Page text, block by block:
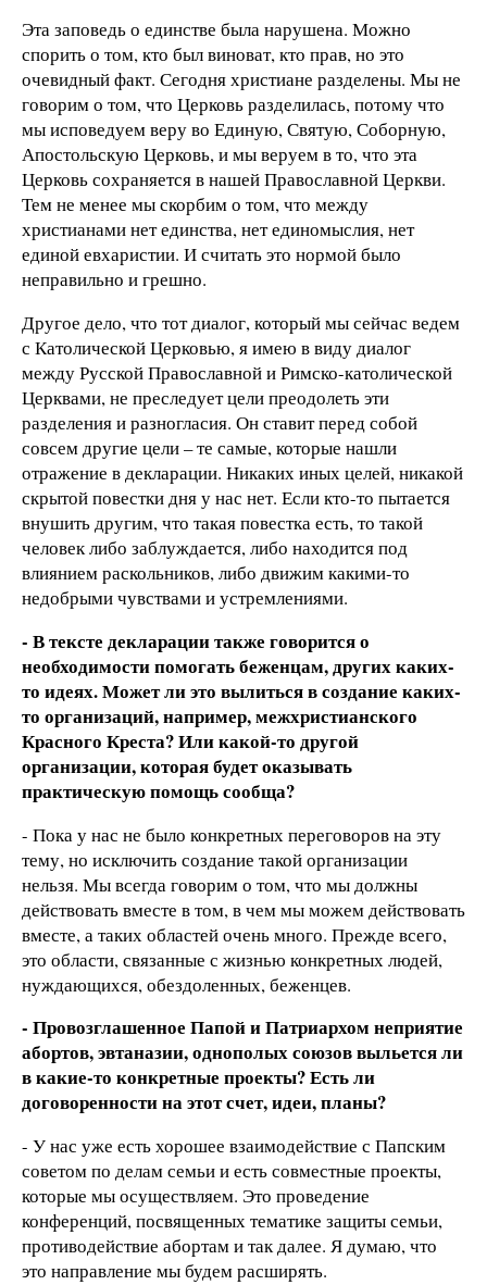
Эта заповедь о единстве была нарушена. Можно
спорить о том, кто был виноват, кто прав, но это
очевидный факт. Сегодня христиане разделены. Мы не
говорим о том, что Церковь разделилась, потому что
мы исповедуем веру во Единую, Святую, Соборную,
Апостольскую Церковь, и мы веруем в то, что эта
Церковь сохраняется в нашей Православной Церкви.
Тем не менее мы скорбим о том, что между
христианами нет единства, нет единомыслия, нет
единой евхаристии. И считать это нормой было
неправильно и грешно.
Другое дело, что тот диалог, который мы сейчас ведем
с Католической Церковью, я имею в виду диалог
между Русской Православной и Римско-католической
Церквами, не преследует цели преодолеть эти
разделения и разногласия. Он ставит перед собой
совсем другие цели – те самые, которые нашли
отражение в декларации. Никаких иных целей, никакой
скрытой повестки дня у нас нет. Если кто-то пытается
внушить другим, что такая повестка есть, то такой
человек либо заблуждается, либо находится под
влиянием раскольников, либо движим какими-то
недобрыми чувствами и устремлениями.
- В тексте декларации также говорится о
необходимости помогать беженцам, других каких-
то идеях. Может ли это вылиться в создание каких-
то организаций, например, межхристианского
Красного Креста? Или какой-то другой
организации, которая будет оказывать
практическую помощь сообща?
- Пока у нас не было конкретных переговоров на эту
тему, но исключить создание такой организации
нельзя. Мы всегда говорим о том, что мы должны
действовать вместе в том, в чем мы можем действовать
вместе, а таких областей очень много. Прежде всего,
это области, связанные с жизнью конкретных людей,
нуждающихся, обездоленных, беженцев.
- Провозглашенное Папой и Патриархом неприятие
абортов, эвтаназии, однополых союзов выльется ли
в какие-то конкретные проекты? Есть ли
договоренности на этот счет, идеи, планы?
- У нас уже есть хорошее взаимодействие с Папским
советом по делам семьи и есть совместные проекты,
которые мы осуществляем. Это проведение
конференций, посвященных тематике защиты семьи,
противодействие абортам и так далее. Я думаю, что
это направление мы будем расширять.